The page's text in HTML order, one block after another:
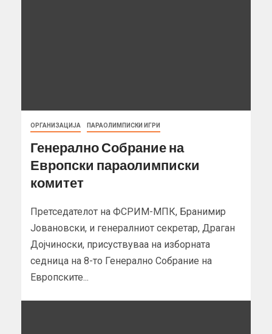
ОРГАНИЗАЦИЈА ПАРАОЛИМПИСКИ ИГРИ
Генерално Собрание на
Европски параолимписки
комитет
Претседателот на ФСРИМ-МПК, Бранимир
Јовановски, и генералниот секретар, Драган
Дојчиноски, присуствуваа на изборната
седница на 8-то Генерално Собрание на
Европските...